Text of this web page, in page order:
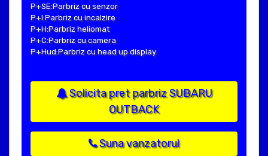
P+SE:Parbriz cu senzor
P+I:Parbriz cu incalzire
P+H:Parbriz heliomat
P+C:Parbriz cu camera
P+Hud:Parbriz cu head up display
Solicita pret parbriz SUBARU
OUTBACK
Suna vanzatorul